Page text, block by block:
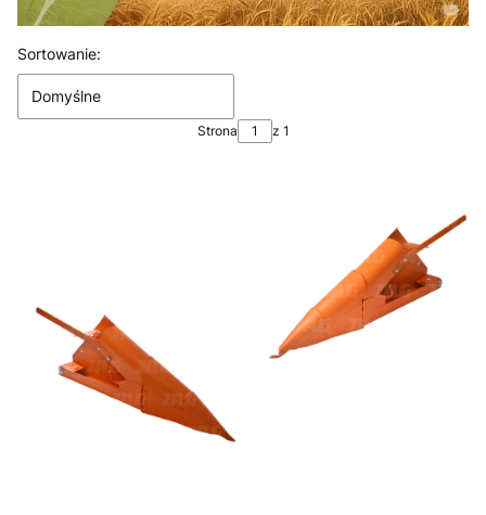
Lista produktów
Sortowanie:
Domyślne
Strona z 1